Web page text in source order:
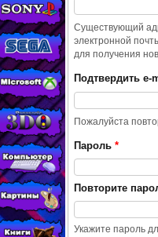
МАГАЗИНЕ
Существующий
электронной
для получения
Подтвердить
Пожалуйста
Пароль*
Повторите
Укажите пароль